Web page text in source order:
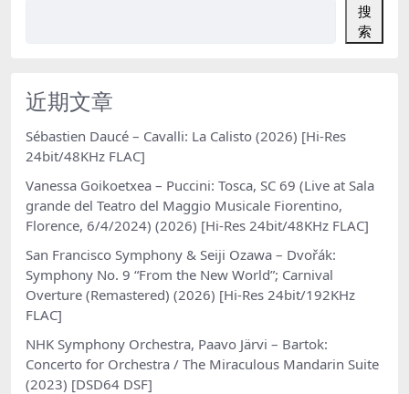
搜
索
近期文章
Sébastien Daucé – Cavalli: La Calisto (2026) [Hi-Res
24bit/48KHz FLAC]
Vanessa Goikoetxea – Puccini: Tosca, SC 69 (Live at Sala
grande del Teatro del Maggio Musicale Fiorentino,
Florence, 6/4/2024) (2026) [Hi-Res 24bit/48KHz FLAC]
San Francisco Symphony & Seiji Ozawa – Dvořák:
Symphony No. 9 “From the New World”; Carnival
Overture (Remastered) (2026) [Hi-Res 24bit/192KHz
FLAC]
NHK Symphony Orchestra, Paavo Järvi – Bartok:
Concerto for Orchestra / The Miraculous Mandarin Suite
(2023) [DSD64 DSF]